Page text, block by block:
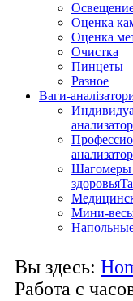
Оценка
Оценка
Очистка
Пинцеты
Разное
Ваги-
Шагомеры
Мини-
Вы здесь:
Работа с